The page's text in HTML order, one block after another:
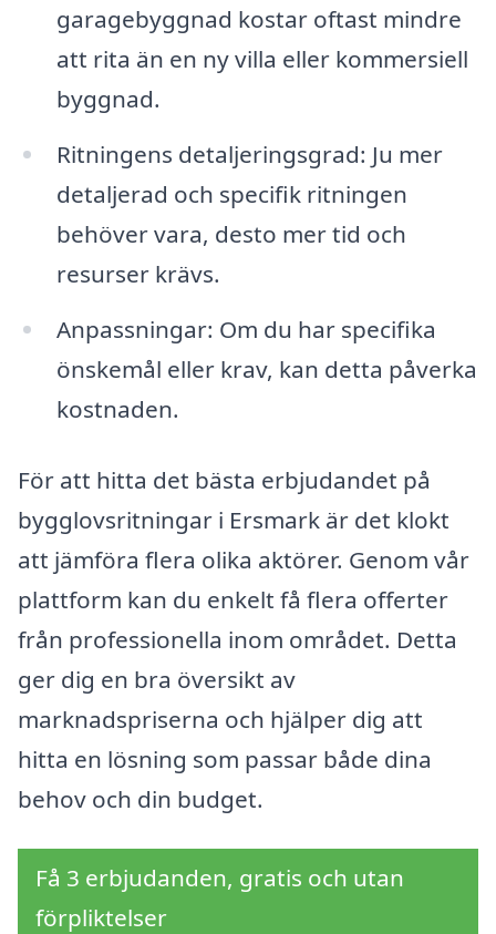
garagebyggnad kostar oftast mindre
att rita än en ny villa eller kommersiell
byggnad.
Ritningens detaljeringsgrad: Ju mer
detaljerad och specifik ritningen
behöver vara, desto mer tid och
resurser krävs.
Anpassningar: Om du har specifika
önskemål eller krav, kan detta påverka
kostnaden.
För att hitta det bästa erbjudandet på
bygglovsritningar i Ersmark är det klokt
att jämföra flera olika aktörer. Genom vår
plattform kan du enkelt få flera offerter
från professionella inom området. Detta
ger dig en bra översikt av
marknadspriserna och hjälper dig att
hitta en lösning som passar både dina
behov och din budget.
Få 3 erbjudanden, gratis och utan
förpliktelser